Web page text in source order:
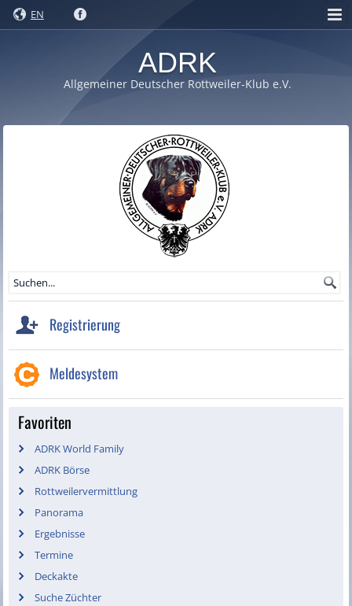
EN
ADRK
Allgemeiner Deutscher Rottweiler-Klub e.V.
Registrierung
Meldesystem
Favoriten
ADRK World Family
ADRK Börse
Rottweilervermittlung
Panorama
Ergebnisse
Termine
Deckakte
Suche Züchter